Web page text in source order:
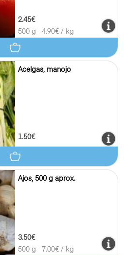
2.45€
500 g
4.90€ / kg
Acelgas, manojo
1.50€
Ajos, 500 g aprox.
3.50€
500 g
7.00€ / kg